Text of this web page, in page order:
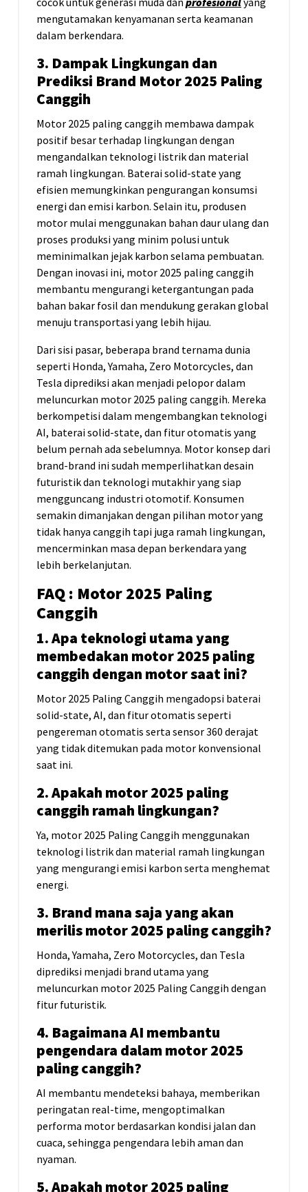
mengutamakan kenyamanan serta keamanan
dalam berkendara.
3. Dampak Lingkungan dan
Prediksi Brand Motor 2025 Paling
Canggih
Motor 2025 paling canggih membawa dampak
positif besar terhadap lingkungan dengan
mengandalkan teknologi listrik dan material
ramah lingkungan. Baterai solid-state yang
efisien memungkinkan pengurangan konsumsi
energi dan emisi karbon. Selain itu, produsen
motor mulai menggunakan bahan daur ulang dan
proses produksi yang minim polusi untuk
meminimalkan jejak karbon selama pembuatan.
Dengan inovasi ini, motor 2025 paling canggih
membantu mengurangi ketergantungan pada
bahan bakar fosil dan mendukung gerakan global
menuju transportasi yang lebih hijau.
Dari sisi pasar, beberapa brand ternama dunia
seperti Honda, Yamaha, Zero Motorcycles, dan
Tesla diprediksi akan menjadi pelopor dalam
meluncurkan motor 2025 paling canggih. Mereka
berkompetisi dalam mengembangkan teknologi
AI, baterai solid-state, dan fitur otomatis yang
belum pernah ada sebelumnya. Motor konsep dari
brand-brand ini sudah memperlihatkan desain
futuristik dan teknologi mutakhir yang siap
mengguncang industri otomotif. Konsumen
semakin dimanjakan dengan pilihan motor yang
tidak hanya canggih tapi juga ramah lingkungan,
mencerminkan masa depan berkendara yang
lebih berkelanjutan.
FAQ : Motor 2025 Paling
Canggih
1. Apa teknologi utama yang
membedakan motor 2025 paling
canggih dengan motor saat ini?
Motor 2025 Paling Canggih mengadopsi baterai
solid-state, AI, dan fitur otomatis seperti
pengereman otomatis serta sensor 360 derajat
yang tidak ditemukan pada motor konvensional
saat ini.
2. Apakah motor 2025 paling
canggih ramah lingkungan?
Ya, motor 2025 Paling Canggih menggunakan
teknologi listrik dan material ramah lingkungan
yang mengurangi emisi karbon serta menghemat
energi.
3. Brand mana saja yang akan
merilis motor 2025 paling canggih?
Honda, Yamaha, Zero Motorcycles, dan Tesla
diprediksi menjadi brand utama yang
meluncurkan motor 2025 Paling Canggih dengan
fitur futuristik.
4. Bagaimana AI membantu
pengendara dalam motor 2025
paling canggih?
AI membantu mendeteksi bahaya, memberikan
peringatan real-time, mengoptimalkan
performa motor berdasarkan kondisi jalan dan
cuaca, sehingga pengendara lebih aman dan
nyaman.
5. Apakah motor 2025 paling